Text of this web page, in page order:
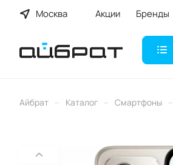
Москва Акции Бренды
Айбрат – Каталог – Смартфоны –